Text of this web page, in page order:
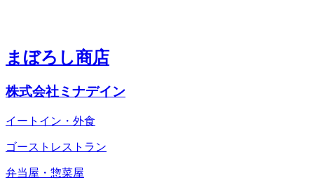
まぼろし商店
株式会社ミナデイン
イートイン・外食
ゴーストレストラン
弁当屋・惣菜屋